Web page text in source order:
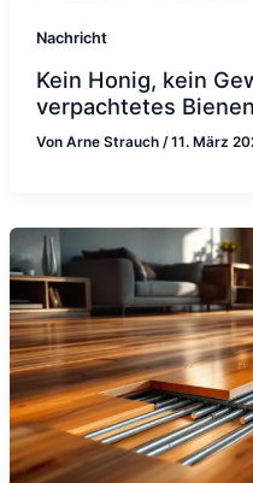
Nachricht
Kein Honig, kein
verpachtetes
Von Arne Strauch /11. März